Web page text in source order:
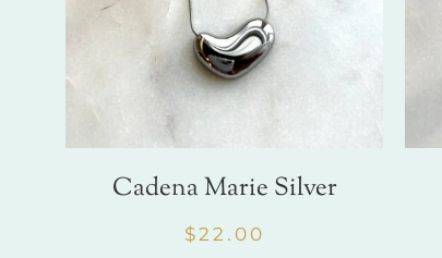
Cadena Marie Silver
$22.00